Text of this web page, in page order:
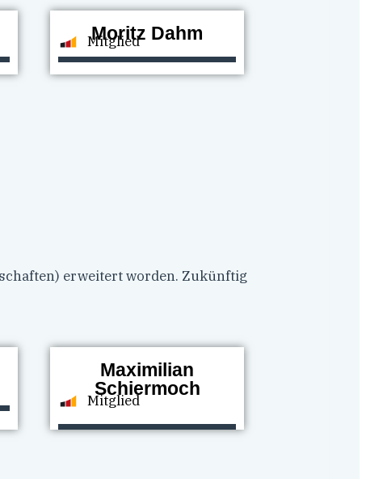
Moritz Dahm
Mitglied
erweitert worden. Zukünftig
Maximilian
Schiermoch
Mitglied